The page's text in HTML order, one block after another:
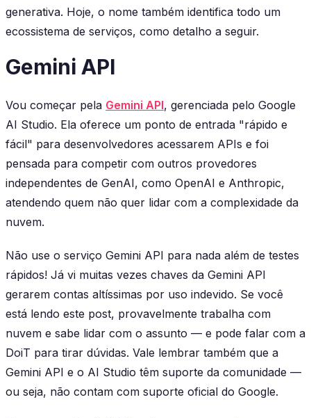
generativa. Hoje, o nome também identifica todo um
ecossistema de serviços, como detalho a seguir.
Gemini API
Vou começar pela Gemini API, gerenciada pelo Google
AI Studio. Ela oferece um ponto de entrada "rápido e
fácil" para desenvolvedores acessarem APIs e foi
pensada para competir com outros provedores
independentes de GenAI, como OpenAI e Anthropic,
atendendo quem não quer lidar com a complexidade da
nuvem.
Não use o serviço Gemini API para nada além de testes
rápidos! Já vi muitas vezes chaves da Gemini API
gerarem contas altíssimas por uso indevido. Se você
está lendo este post, provavelmente trabalha com
nuvem e sabe lidar com o assunto — e pode falar com a
DoiT para tirar dúvidas. Vale lembrar também que a
Gemini API e o AI Studio têm suporte da comunidade —
ou seja, não contam com suporte oficial do Google.